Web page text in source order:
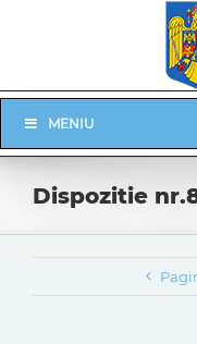
Navigation
MENIU
Dispozitie